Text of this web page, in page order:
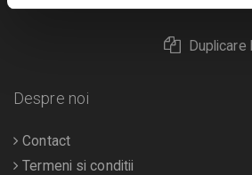
Duplicare
Despre noi
Contact
Termeni si conditii